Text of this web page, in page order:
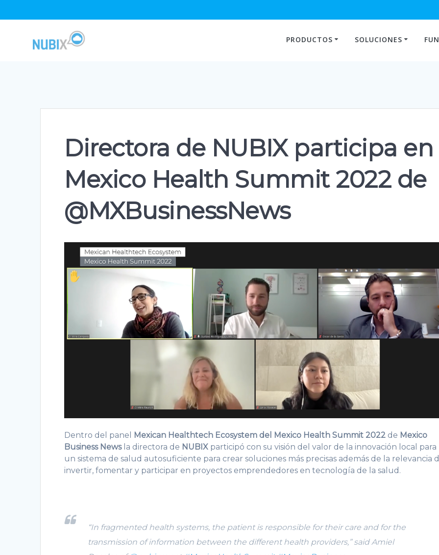
PRODUCTOS
SOLUCIONES
Directora de NUBIX participa en
Mexico Health Summit 2022 de
@MXBusinessNews
Dentro del panel Mexican Healthtech Ecosystem del Mexico Health Summit 2022 de Mexico
Business Newsla directora de NUBIX participó con su visión del valor de la innovación local para
un sistema de salud autosuficiente para crear soluciones más precisas además de la relevancia
invertir, fomentar y participar en proyectos emprendedores en tecnología de la salud.
“In fragmented health systems, the patient is responsible for their care and for the
transmission of information between the different health providers,” said Amiel